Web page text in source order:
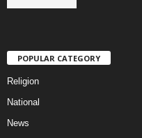
POPULAR CATEGORY
Religion
National
News